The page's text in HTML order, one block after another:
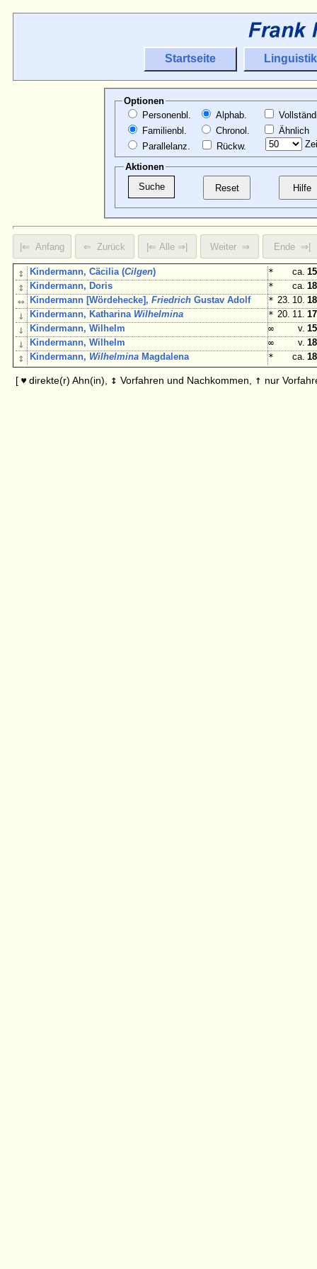
Startseite Linguistik
Optionen
Personenbl.
Familienbl.
Parallelanz.
Alphab.
Chronol.
Rückw.
Ähnlich
Aktionen
↕ Kindermann, Cäcilia (Cilgen) * ca.
↕ Kindermann, Doris * ca.
↔ Kindermann [Wördehecke],Friedrich Gustav Adolf * 23. 10.
↓ Kindermann, Katharina Wilhelmina * 20. 11.
↓ Kindermann, Wilhelm ∞ v.
↓ Kindermann, Wilhelm ∞ v.
↕ Kindermann, Wilhelmina Magdalena * ca.
[ ♥ direkte(r) Ahn(in), ↕ Vorfahren und Nachkommen, ↑ nur